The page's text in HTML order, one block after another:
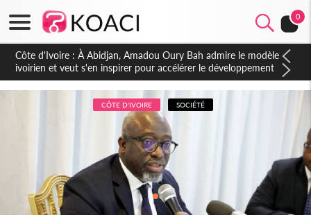
0
Côte d'Ivoire : À Abidjan, Amadou Oury Bah admire le modèle
ivoirien et veut s'en inspirer pour accélérer le développement
de la Guinée
CÔTE D'IVOIRE SOCIÉTÉ